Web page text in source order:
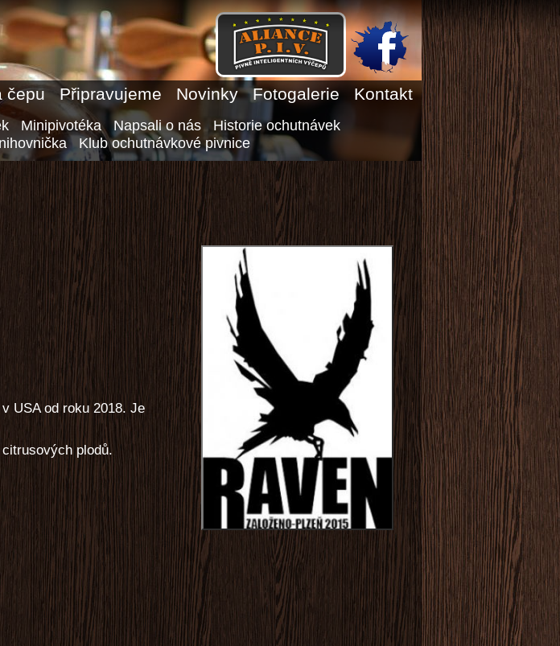
čepu Připravujeme Novinky Fotogalerie Kontakt
Minipivotéka Napsali o nás
Historie ochutnávek
Klub ochutnávkové pivnice
USA od roku 2018. Je
plodů.